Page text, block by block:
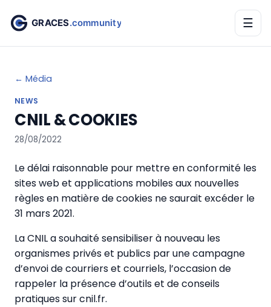
☰
← Média
NEWS
CNIL & COOKIES
28/08/2022
Le délai raisonnable pour mettre en conformité les
sites web et applications mobiles aux nouvelles
règles en matière de cookies ne saurait excéder le
31 mars 2021.
La CNIL a souhaité sensibiliser à nouveau les
organismes privés et publics par une campagne
d’envoi de courriers et courriels, l’occasion de
rappeler la présence d’outils et de conseils
pratiques sur cnil.fr.